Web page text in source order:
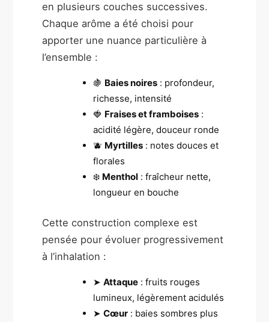
en plusieurs couches successives.
Chaque arôme a été choisi pour
apporter une nuance particulière à
l’ensemble :
🍇 Baies noires : profondeur,
richesse, intensité
🍓 Fraises et framboises :
acidité légère, douceur ronde
🫐 Myrtilles : notes douces et
florales
❄️ Menthol : fraîcheur nette,
longueur en bouche
Cette construction complexe est
pensée pour évoluer progressivement
à l’inhalation :
➤Attaque : fruits rouges
lumineux, légèrement acidulés
➤Cœur : baies sombres plus